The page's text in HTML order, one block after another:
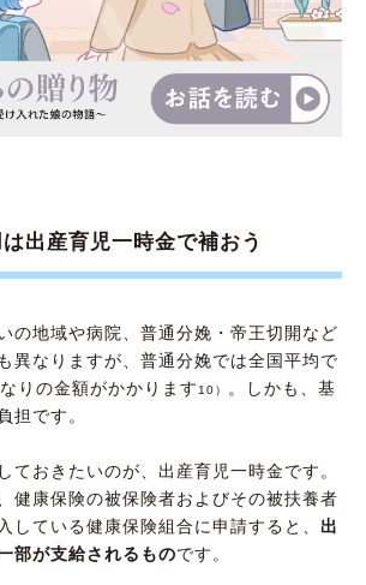
出産育児一時金で補おう
の地域や病院、普通分娩・帝王切開など
異なりますが、普通分娩では全国平均で
りの金額がかかります 10）
。しかも、基
担です。
ておきたいのが、出産育児一時金です。
健康保険の被保険者およびその被扶養者
している健康保険組合に申請すると、 出
部が支給されるものです。